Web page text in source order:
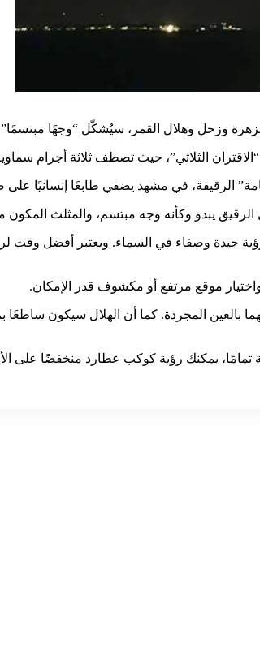
وهلال القمر، سيُشكّل “وجهًا مبتسمًا” في سماء ما
الثلاثي”، حيث تصطف ثلاثة أجرام
الرقيقة، في مشهد يضفي طابعًا إنسانيًا
الرقيق يبدو وكأنه وجه مبتسم، والمثلث
موقع مرتفع أو مكشوف قدر الإمكان.
بالعين المجردة. كما أن الهلال سيكون